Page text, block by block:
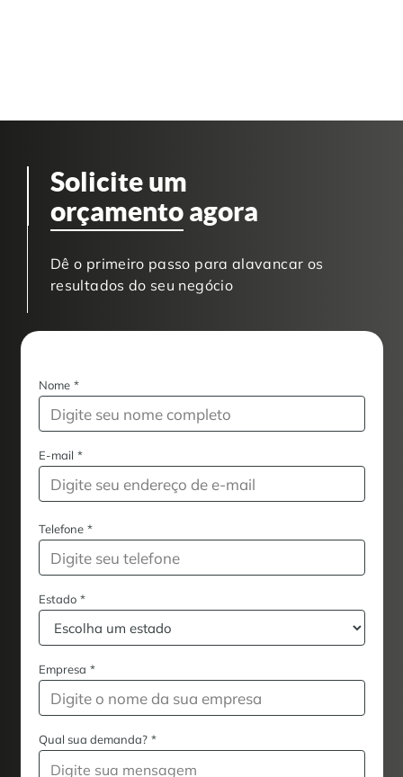
Solicite um
orçamento agora
Dê o primeiro passo para alavancar os
resultados do seu negócio
Nome *
E-mail *
Telefone *
Estado *
Empresa *
Qual sua demanda? *